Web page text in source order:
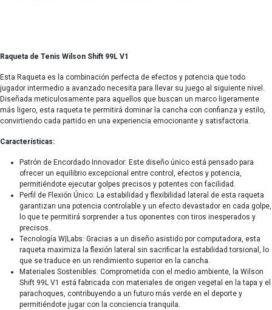
Raqueta de Tenis Wilson Shift 99L V1
Esta Raqueta es la combinación perfecta de efectos y potencia que todo
jugador intermedio a avanzado necesita para llevar su juego al siguiente nivel.
Diseñada meticulosamente para aquellos que buscan un marco ligeramente
más ligero, esta raqueta te permitirá dominar la cancha con confianza y estilo,
convirtiendo cada partido en una experiencia emocionante y satisfactoria.
Características:
Patrón de Encordado Innovador: Este diseño único está pensado para
ofrecer un equilibrio excepcional entre control, efectos y potencia,
permitiéndote ejecutar golpes precisos y potentes con facilidad.
Perfil de Flexión Único: La estabilidad y flexibilidad lateral de esta raqueta
garantizan una potencia controlable y un efecto devastador en cada golpe,
lo que te permitirá sorprender a tus oponentes con tiros inesperados y
precisos.
Tecnología W|Labs: Gracias a un diseño asistido por computadora, esta
raqueta maximiza la flexión lateral sin sacrificar la estabilidad torsional, lo
que se traduce en un rendimiento superior en la cancha.
Materiales Sostenibles: Comprometida con el medio ambiente, la Wilson
Shift 99L V1 está fabricada con materiales de origen vegetal en la tapa y el
parachoques, contribuyendo a un futuro más verde en el deporte y
permitiéndote jugar con la conciencia tranquila.